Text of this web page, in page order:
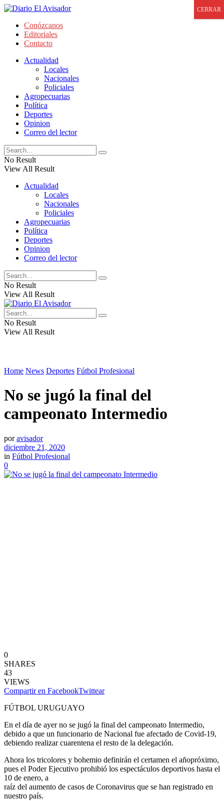
Conózcanos
Editoriales
Contacto
Actualidad
Locales
Nacionales
Policiales
Agropecuarias
Política
Deportes
Opinion
Correo del lector
No Result
View All Result
Actualidad
Locales
Nacionales
Policiales
Agropecuarias
Política
Deportes
Opinion
Correo del lector
No Result
View All Result
No Result
View All Result
Home News Deportes Fútbol Profesional
No se jugó la final del
campeonato Intermedio
por avisador
diciembre 21, 2020
in Fútbol Profesional
0
0
SHARES
43
VIEWS
Compartir en FacebookTwittear
FÚTBOL URUGUAYO
En el día de ayer no se jugó la final del campeonato Intermedio,
debido a que un funcionario de Nacional fue afectado de Covid-19,
debiendo realizar cuarentena el resto de la delegación.
Ahora los tricolores y bohemio definirán el certamen el añopróximo,
pues el Poder Ejecutivo prohibió los espectáculos deportivos hasta el
10 de enero, a
raíz del aumento de casos de Coronavirus que se han registrado en
nuestro país.
CERRAR